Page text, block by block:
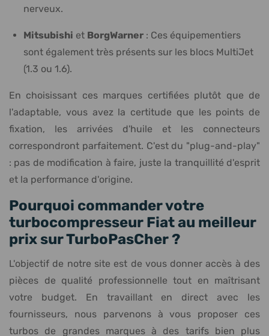
nerveux.
Mitsubishi et BorgWarner : Ces équipementiers
sont également très présents sur les blocs MultiJet
(1.3 ou 1.6).
En choisissant ces marques certifiées plutôt que de
l'adaptable, vous avez la certitude que les points de
fixation, les arrivées d'huile et les connecteurs
correspondront parfaitement. C'est du "plug-and-play"
: pas de modification à faire, juste la tranquillité d'esprit
et la performance d'origine.
Pourquoi commander votre
turbocompresseur Fiat au meilleur
prix sur TurboPasCher ?
L'objectif de notre site est de vous donner accès à des
pièces de qualité professionnelle tout en maîtrisant
votre budget. En travaillant en direct avec les
fournisseurs, nous parvenons à vous proposer ces
turbos de grandes marques à des tarifs bien plus